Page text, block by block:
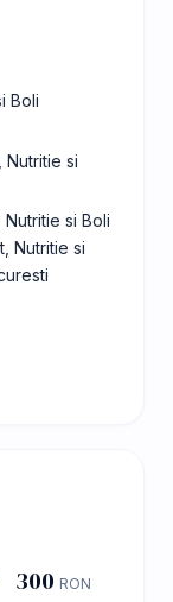
Boli
si
si Boli
Nutritie si
300 RON